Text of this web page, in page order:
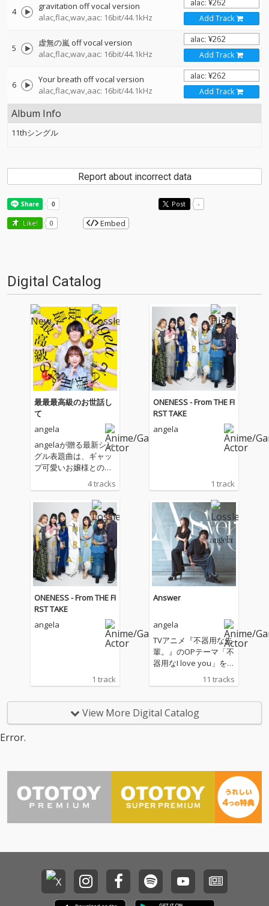
4
gravitation off vocal version
alac,flac,wav,aac: 16bit/44.1kHz
Add Track
5
虚無の嵐 off vocal version
alac,flac,wav,aac: 16bit/44.1kHz
Add Track
6
Your breath off vocal version
alac,flac,wav,aac: 16bit/44.1kHz
Add Track
Album Info
11thシングル
Report about incorrect data
Post -
Like! 0 Embed
Digital Catalog
最最最高級のお世話し
て
angela
angelaが贈る最新シン
グル表題曲は、ギャッ
プ可愛いお嬢様との主
従を越えて始まる恋物
語―TVアニメ『才女の
お世話』OPテーマ!キ
ャッチーなお世話ソン
グと夏夏夏ソングをお
届け!
4 tracks
ONENESS - From THE FI
RST TAKE
angela
1 track
ONENESS - From THE FI
RST TAKE
angela
1 track
Answer
angela
TVアニメ『不器用な先
輩。』のOPテーマ「不
器用なI love you」を含
む新録５曲に加え、レ
ーベルメイトである蒼
「晴れのちハレル
ヤ！」、大人気曲のカ
11 tracks
View More Digital Catalog
Error.